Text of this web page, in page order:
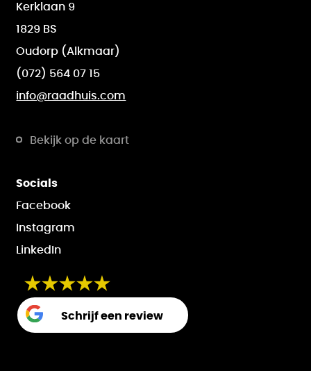
Kerklaan 9
1829 BS
Oudorp (Alkmaar)
(072) 564 07 15
info@raadhuis.com
Bekijk op de kaart
Socials
Facebook
Instagram
LinkedIn
Schrijf een review